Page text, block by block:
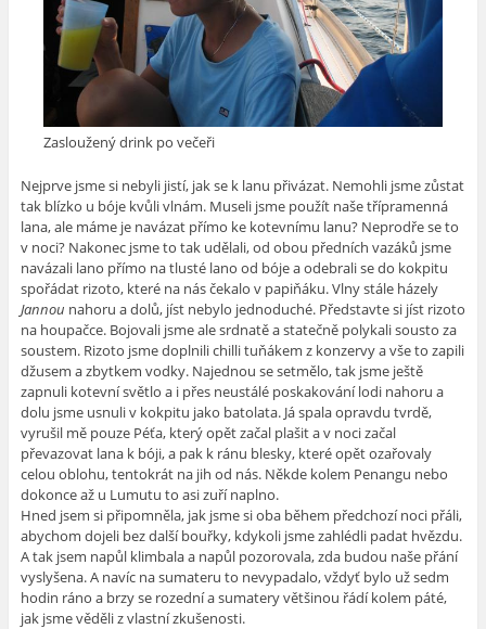
Zasloužený drink po večeři
Nejprve jsme si nebyli jistí, jak se k lanu přivázat. Nemohli jsme zůstat
tak blízko u bóje kvůli vlnám. Museli jsme použít naše třípramenná
lana, ale máme je navázat přímo ke kotevnímu lanu? Neprodře se to
v noci? Nakonec jsme to tak udělali, od obou předních vazáků jsme
navázali lano přímo na tlusté lano od bóje a odebrali se do kokpitu
spořádat rizoto, které na nás čekalo v papiňáku. Vlny stále házely
Jannou nahoru a dolů, jíst nebylo jednoduché. Představte si jíst rizoto
na houpačce. Bojovali jsme ale srdnatě a statečně polykali sousto za
soustem. Rizoto jsme doplnili chilli tuňákem z konzervy a vše to zapili
džusem a zbytkem vodky. Najednou se setmělo, tak jsme ještě
zapnuli kotevní světlo a i přes neustálé poskakování lodi nahoru a
dolu jsme usnuli v kokpitu jako batolata. Já spala opravdu tvrdě,
vyrušil mě pouze Péťa, který opět začal plašit a v noci začal
převazovat lana k bóji, a pak k ránu blesky, které opět ozařovaly
celou oblohu, tentokrát na jih od nás. Někde kolem Penangu nebo
dokonce až u Lumutu to asi zuří naplno.
Hned jsem si připomněla, jak jsme si oba během předchozí noci přáli,
abychom dojeli bez další bouřky, kdykoli jsme zahlédli padat hvězdu.
A tak jsem napůl klimbala a napůl pozorovala, zda budou naše přání
vyslyšena. A navíc na sumateru to nevypadalo, vždyť bylo už sedm
hodin ráno a brzy se rozední a sumatery většinou řádí kolem páté,
jak jsme věděli z vlastní zkušenosti.